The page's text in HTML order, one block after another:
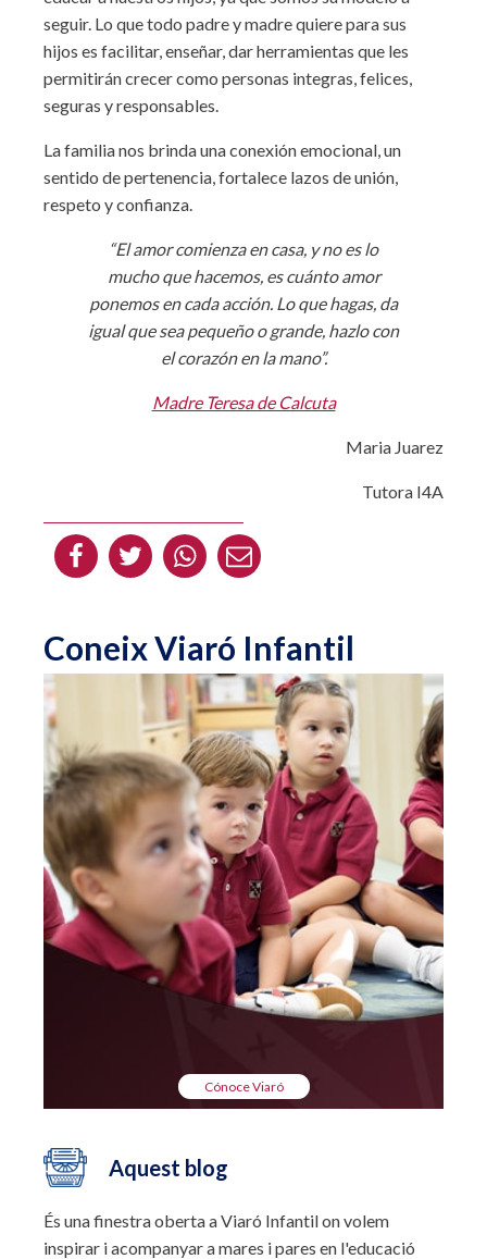
seguir. Lo que todo padre y madre quiere para sus
hijos es facilitar, enseñar, dar herramientas que les
permitirán crecer como personas integras, felices,
seguras y responsables.
La familia nos brinda una conexión emocional, un
sentido de pertenencia, fortalece lazos de unión,
respeto y confianza.
“El amor comienza en casa, y no es lo
mucho que hacemos, es cuánto amor
ponemos en cada acción. Lo que hagas, da
igual que sea pequeño o grande, hazlo con
el corazón en la mano”.
Madre Teresa de Calcuta
Maria Juarez
Tutora I4A
Coneix Viaró Infantil
Cónoce Viaró
Aquest blog
És una finestra oberta a Viaró Infantil on volem
inspirar i acompanyar a mares i pares en l'educació